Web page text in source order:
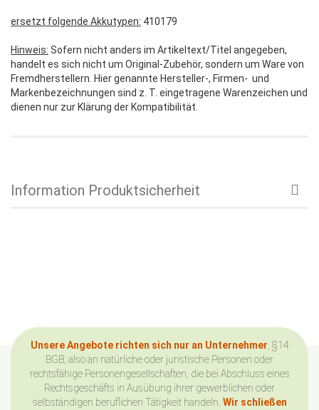
ersetzt folgende Akkutypen: 410179
Hinweis: Sofern nicht anders im Artikeltext/Titel angegeben,
handelt es sich nicht um Original-Zubehör, sondern um Ware von
Fremdherstellern. Hier genannte Hersteller-, Firmen- und
Markenbezeichnungen sind z. T. eingetragene Warenzeichen und
dienen nur zur Klärung der Kompatibilität.
Information Produktsicherheit
Unsere Angebote richten sich nur an Unternehmer , §14
BGB, also an natürliche oder juristische Personen oder
rechtsfähige Personengesellschaften, die bei Abschluss eines
Rechtsgeschäfts in Ausübung ihrer gewerblichen oder
selbständigen beruflichen Tätigkeit handeln. Wir schließen